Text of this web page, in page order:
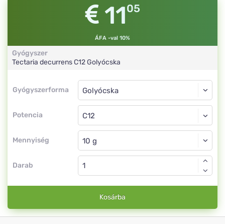
1105
ÁFA -val 10%
Gyógyszer
Tectaria decurrensC12Golyócska
Gyógyszerforma
Gyógyszerforma
Potencia
Golyócska
C12
Mennyiség
Golyócska
Darab
Kosárba